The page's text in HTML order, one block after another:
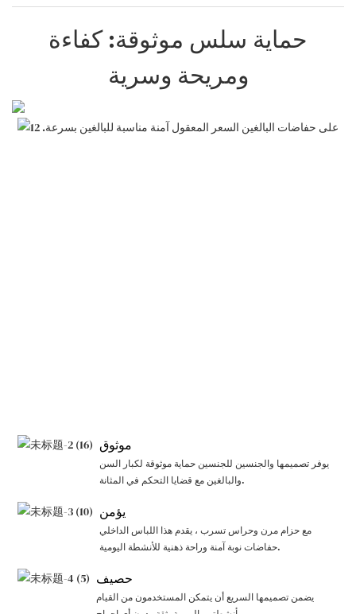
حماية سلس موثوقة: كفاءة
ومريحة وسرية
موثوق
يوفر تصميمها والجنسين للجنسين حماية موثوقة لكبار السن
والبالغين مع قضايا التحكم في المثانة.
يؤمن
مع حزام مرن وحراس تسرب ، يقدم هذا اللباس الداخلي
حفاضات نوبة آمنة وراحة ذهنية للأنشطة اليومية.
حصيف
يضمن تصميمها السريع أن يتمكن المستخدمون من القيام